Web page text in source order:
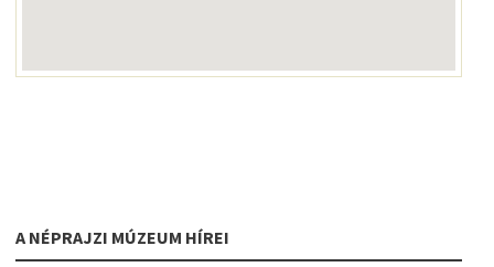
A NÉPRAJZI MÚZEUM HÍREI